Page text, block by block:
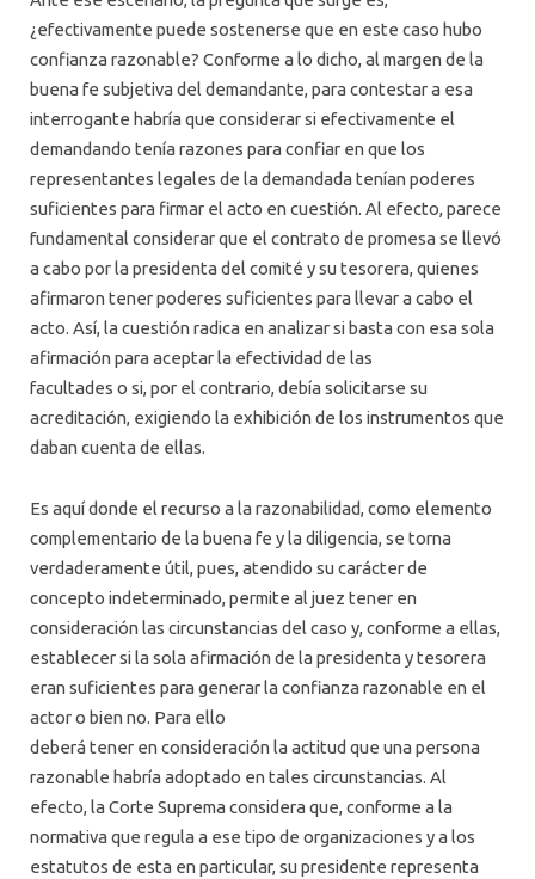
¿efectivamente puede sostenerse que en este caso hubo
confianza razonable? Conforme a lo dicho, al margen de la
buena fe subjetiva del demandante, para contestar a esa
interrogante habría que considerar si efectivamente el
demandando tenía razones para confiar en que los
representantes legales de la demandada tenían poderes
suficientes para firmar el acto en cuestión. Al efecto, parece
fundamental considerar que el contrato de promesa se llevó
a cabo por la presidenta del comité y su tesorera, quienes
afirmaron tener poderes suficientes para llevar a cabo el
acto. Así, la cuestión radica en analizar si basta con esa sola
afirmación para aceptar la efectividad de las
facultades o si, por el contrario, debía solicitarse su
acreditación, exigiendo la exhibición de los instrumentos que
daban cuenta de ellas.
Es aquí donde el recurso a la razonabilidad, como elemento
complementario de la buena fe y la diligencia, se torna
verdaderamente útil, pues, atendido su carácter de
concepto indeterminado, permite al juez tener en
consideración las circunstancias del caso y, conforme a ellas,
establecer si la sola afirmación de la presidenta y tesorera
eran suficientes para generar la confianza razonable en el
actor o bien no. Para ello
deberá tener en consideración la actitud que una persona
razonable habría adoptado en tales circunstancias. Al
efecto, la Corte Suprema considera que, conforme a la
normativa que regula a ese tipo de organizaciones y a los
estatutos de esta en particular, su presidente representa